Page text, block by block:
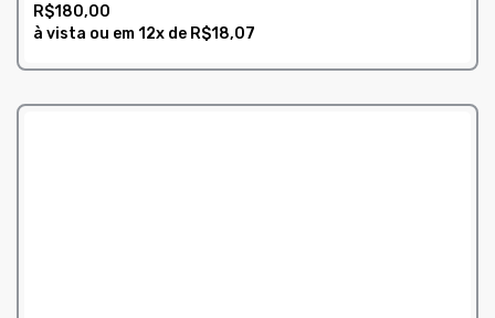
R$180,00
à vista ou em12x de R$18,07
COMPRAR